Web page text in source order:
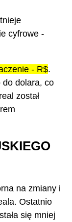
cyfrowe -
- R$.
do dolara, co
został
na zmiany i
Ostatnio
się mniej